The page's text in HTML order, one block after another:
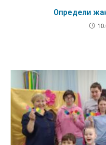
Определи